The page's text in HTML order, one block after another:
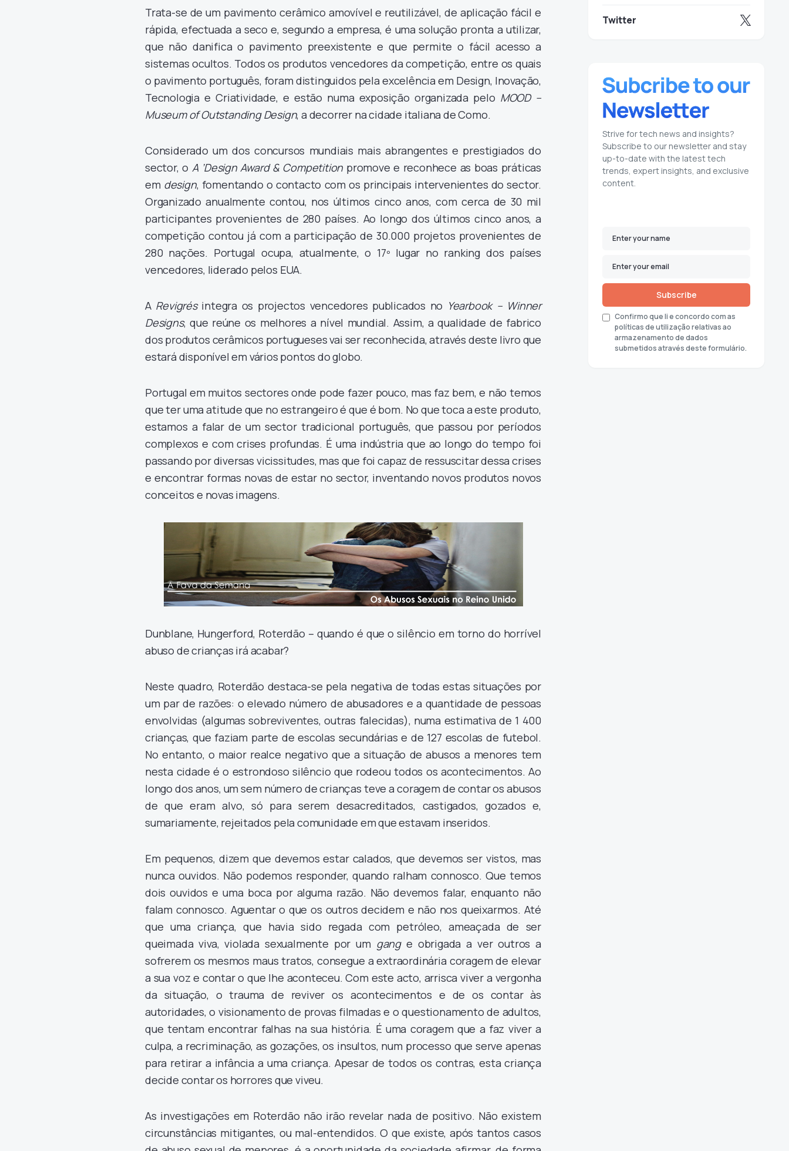
Trata-se de um pavimento cerâmico amovível e reutilizável, de aplicação fácil e
rápida, efectuada a seco e, segundo a empresa, é uma solução pronta a utilizar,
que não danifica o pavimento preexistente e que permite o fácil acesso a
sistemas ocultos. Todos os produtos vencedores da competição, entre os quais
o pavimento português, foram distinguidos pela excelência em Design, Inovação,
Tecnologia e Criatividade, e estão numa exposição organizada pelo MOOD –
Museum of Outstanding Design, a decorrer na cidade italiana de Como.
Considerado um dos concursos mundiais mais abrangentes e prestigiados do
sector, o A ’Design Award & Competition promove e reconhece as boas práticas
em design, fomentando o contacto com os principais intervenientes do sector.
Organizado anualmente contou, nos últimos cinco anos, com cerca de 30 mil
participantes provenientes de 280 países. Ao longo dos últimos cinco anos, a
competição contou já com a participação de 30.000 projetos provenientes de
280 nações. Portugal ocupa, atualmente, o 17º lugar no ranking dos países
vencedores, liderado pelos EUA.
A Revigrésintegra os projectos vencedores publicados no Yearbook – Winner
Designs, que reúne os melhores a nível mundial. Assim, a qualidade de fabrico
dos produtos cerâmicos portugueses vai ser reconhecida, através deste livro que
estará disponível em vários pontos do globo.
Portugal em muitos sectores onde pode fazer pouco, mas faz bem, e não temos
que ter uma atitude que no estrangeiro é que é bom. No que toca a este produto,
estamos a falar de um sector tradicional português, que passou por períodos
complexos e com crises profundas. É uma indústria que ao longo do tempo foi
passando por diversas vicissitudes, mas que foi capaz de ressuscitar dessa crises
e encontrar formas novas de estar no sector, inventando novos produtos novos
conceitos e novas imagens.
Dunblane, Hungerford, Roterdão – quando é que o silêncio em torno do horrível
abuso de crianças irá acabar?
Neste quadro, Roterdão destaca-se pela negativa de todas estas situações por
um par de razões: o elevado número de abusadores e a quantidade de pessoas
envolvidas (algumas sobreviventes, outras falecidas), numa estimativa de 1 400
crianças, que faziam parte de escolas secundárias e de 127 escolas de futebol.
No entanto, o maior realce negativo que a situação de abusos a menores tem
nesta cidade é o estrondoso silêncio que rodeou todos os acontecimentos. Ao
longo dos anos, um sem número de crianças teve a coragem de contar os abusos
de que eram alvo, só para serem desacreditados, castigados, gozados e,
sumariamente, rejeitados pela comunidade em que estavam inseridos.
Em pequenos, dizem que devemos estar calados, que devemos ser vistos, mas
nunca ouvidos. Não podemos responder, quando ralham connosco. Que temos
dois ouvidos e uma boca por alguma razão. Não devemos falar, enquanto não
falam connosco. Aguentar o que os outros decidem e não nos queixarmos. Até
que uma criança, que havia sido regada com petróleo, ameaçada de ser
queimada viva, violada sexualmente por um gange obrigada a ver outros a
sofrerem os mesmos maus tratos, consegue a extraordinária coragem de elevar
a sua voz e contar o que lhe aconteceu. Com este acto, arrisca viver a vergonha
da situação, o trauma de reviver os acontecimentos e de os contar às
autoridades, o visionamento de provas filmadas e o questionamento de adultos,
que tentam encontrar falhas na sua história. É uma coragem que a faz viver a
culpa, a recriminação, as gozações, os insultos, num processo que serve apenas
para retirar a infância a uma criança. Apesar de todos os contras, esta criança
decide contar os horrores que viveu.
As investigações em Roterdão não irão revelar nada de positivo. Não existem
circunstâncias mitigantes, ou mal-entendidos. O que existe, após tantos casos
Twitter
Strive for tech news and insights?
Subscribe to our newsletter and stay
up-to-date with the latest tech
trends, expert insights, and exclusive
content.
Subscribe
Confirmo que li e concordo com as
políticas de utilização relativas ao
armazenamento de dados
submetidos através deste formulário.